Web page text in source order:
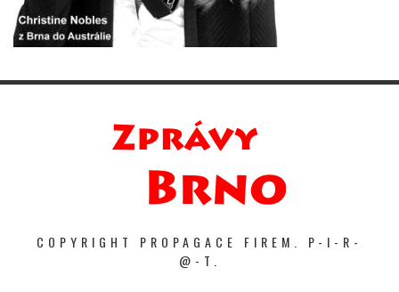
COPYRIGHT PROPAGACE FIREM. P-I-R-
@-T.